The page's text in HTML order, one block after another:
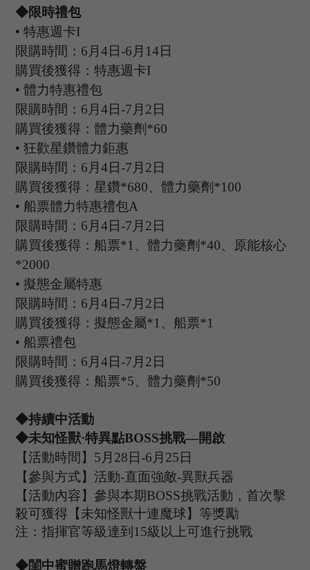
◆限時禮包
• 特惠週卡I
限購時間： 6 月4 日-6 月 14 日
購買後獲得：特惠週卡I
• 體力特惠禮包
限購時間： 6 月4 日-7 月 2 日
購買後獲得：體力藥劑 *60
• 狂歡星鑽體力鉅惠
限購時間： 6 月4 日-7 月 2 日
購買後獲得：星鑽*680、體力藥劑*100
• 船票體力特惠禮包A
限購時間： 6 月4 日-7 月 2 日
購買後獲得：船票*1、體力藥劑*40、原能核心
*2000
• 擬態金屬特惠
限購時間： 6 月4 日-7 月 2 日
購買後獲得：擬態金屬*1、船票*1
• 船票禮包
限購時間： 6 月4 日-7 月 2 日
購買後獲得：船票*5、體力藥劑*50
◆持續中活動
◆未知怪獸·特異點BOSS挑戰—開啟
【活動時間】 5 月 28 日-6 月 25 日
【參與方式】 活動-直面強敵-異獸兵器
【活動內容】參與本期BOSS挑戰活動，首次擊
殺可獲得【未知怪獸十連魔球】等獎勵
注：指揮官等級達到 15級以上可進行挑戰
◆閨中蜜贈跑馬燈轉盤